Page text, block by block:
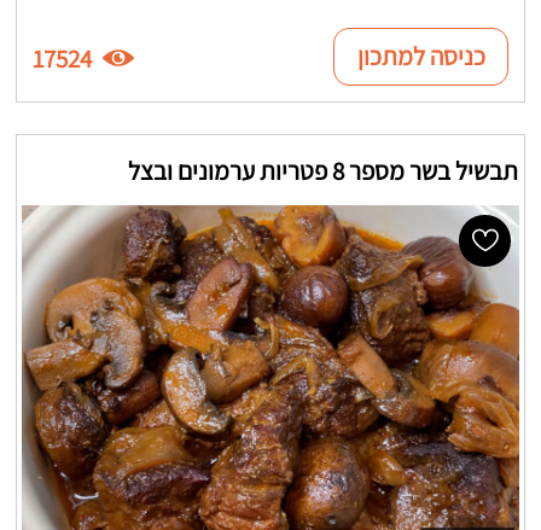
כניסה למתכון 17524
תבשיל בשר מספר 8 פטריות ערמונים ובצל